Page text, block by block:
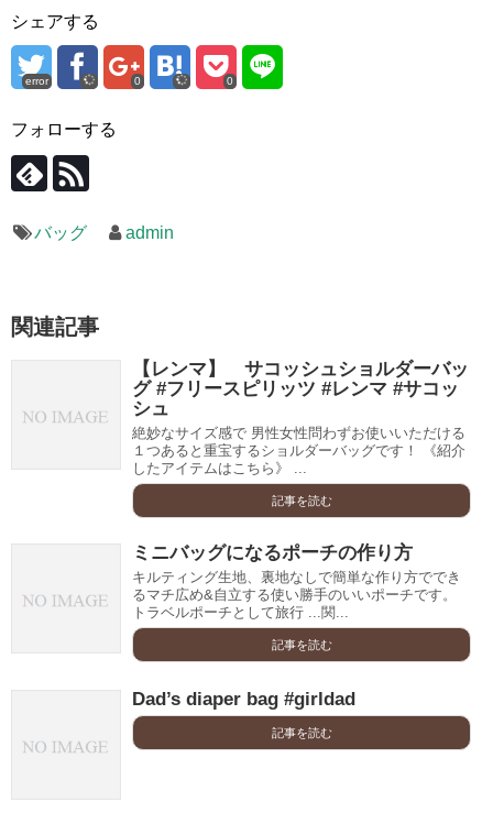
シェアする
error 0 0
フォローする
バッグ admin
関連記事
【レンマ】 サコッシュショルダーバッ
グ #フリースピリッツ #レンマ #サコッ
シュ
絶妙なサイズ感で 男性女性問わずお使いいただける
１つあると重宝するショルダーバッグです！ 《紹介
したアイテムはこちら》 ...
記事を読む
ミニバッグになるポーチの作り方
キルティング生地、裏地なしで簡単な作り方ででき
るマチ広め&自立する使い勝手のいいポーチです。
トラベルポーチとして旅行 ...関...
記事を読む
Dad’s diaper bag #girldad
記事を読む